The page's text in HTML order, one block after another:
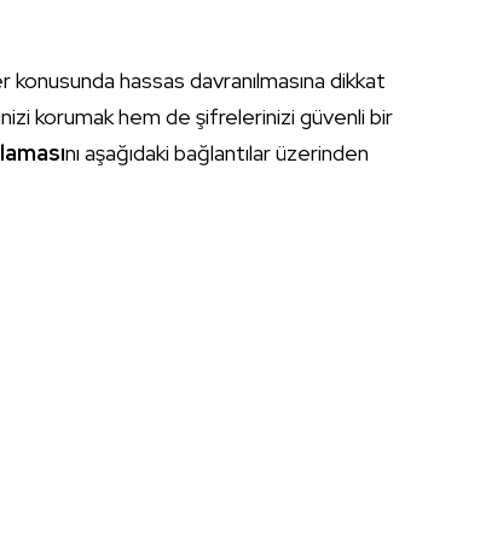
hassas davranılmasına dikkat
korumak hem de şifrelerinizi güvenli bir
nı aşağıdaki bağlantılar üzerinden